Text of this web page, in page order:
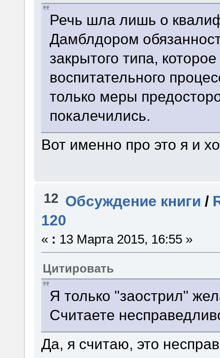
Речь шла лишь о
Дамблдором
закрытого типа,
воспитательного
только меры
покалечились.
Вот именно про это я и
12 Обсуждение книги /
120
« : 13 Марта 2015, 16:55 »
Цитировать
Я только "заострил"
Считаете
Да, я считаю, это